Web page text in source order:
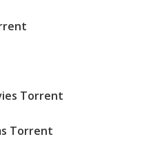
Torrent
Torrent